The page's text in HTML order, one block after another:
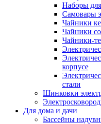
Наборы
Самовары
Чайники
Чайники
Чайники-
корпусе
стали
Шинковки
Для дома и дачи
Бассейны